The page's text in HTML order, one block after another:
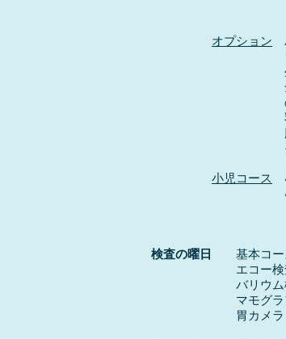
オプション
胃カメ
生検
全身エコー（腹
の全てを
乳房精査（マ
腫瘍マー
その
小児コース
4歳以上 上記
上記の検
上記の検査
検査の曜日
基本コー
エコー検
バリウム検査
マモグラフィー
胃カメラ